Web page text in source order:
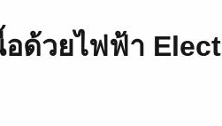
อด้วยไฟฟ้า